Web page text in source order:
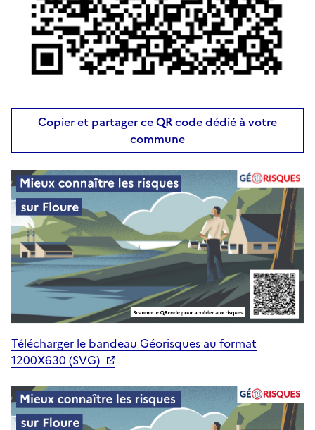
Copier et partager ce QR code dédié à votre
commune
Télécharger le bandeau Géorisques au format
1200X630 (SVG)